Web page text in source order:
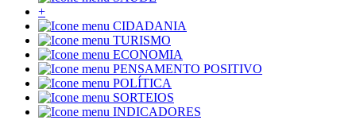
+
CIDADANIA
TURISMO
ECONOMIA
PENSAMENTO POSITIVO
POLÍTICA
SORTEIOS
INDICADORES